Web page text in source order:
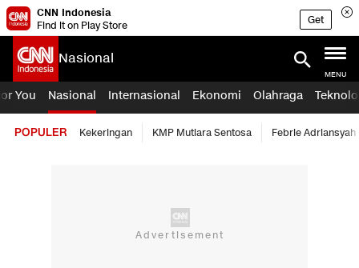
CNN Indonesia
Find it on Play Store
Get
Nasional
MENU
You Nasional Internasional Ekonomi Olahraga
POPULER Kekeringan KMP Mutiara Sentosa Febrie Adriansyah